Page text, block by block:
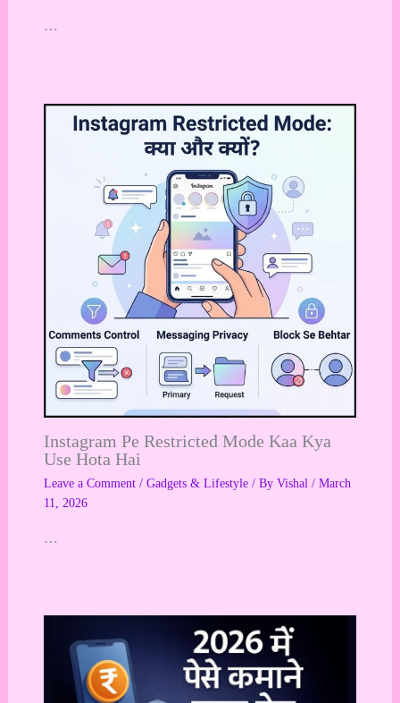
…
Instagram Pe Restricted Mode Kaa Kya
Use Hota Hai
Leave a Comment / Gadgets & Lifestyle/ By Vishal / March
11, 2026
…